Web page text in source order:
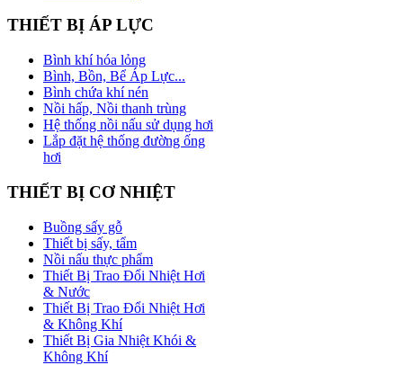
THIẾT BỊ ÁP LỰC
Bình khí hóa lỏng
Bình, Bồn, Bể Áp Lực...
Bình chứa khí nén
Nồi hấp, Nồi thanh trùng
Hệ thống nồi nấu sử dụng hơi
Lắp đặt hệ thống đường ống
hơi
THIẾT BỊ CƠ NHIỆT
Buồng sấy gỗ
Thiết bị sấy, tẩm
Nồi nấu thực phẩm
Thiết Bị Trao Đổi Nhiệt Hơi
& Nước
Thiết Bị Trao Đổi Nhiệt Hơi
& Không Khí
Thiết Bị Gia Nhiệt Khói &
Không Khí